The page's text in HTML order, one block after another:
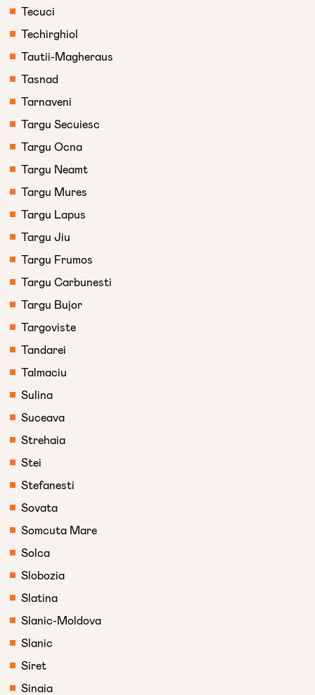
Tecuci
Techirghiol
Tautii-Magheraus
Tasnad
Tarnaveni
Targu Secuiesc
Targu Ocna
Targu Neamt
Targu Mures
Targu Lapus
Targu Jiu
Targu Frumos
Targu Carbunesti
Targu Bujor
Targoviste
Tandarei
Talmaciu
Sulina
Suceava
Strehaia
Stei
Stefanesti
Sovata
Somcuta Mare
Solca
Slobozia
Slatina
Slanic-Moldova
Slanic
Siret
Sinaia